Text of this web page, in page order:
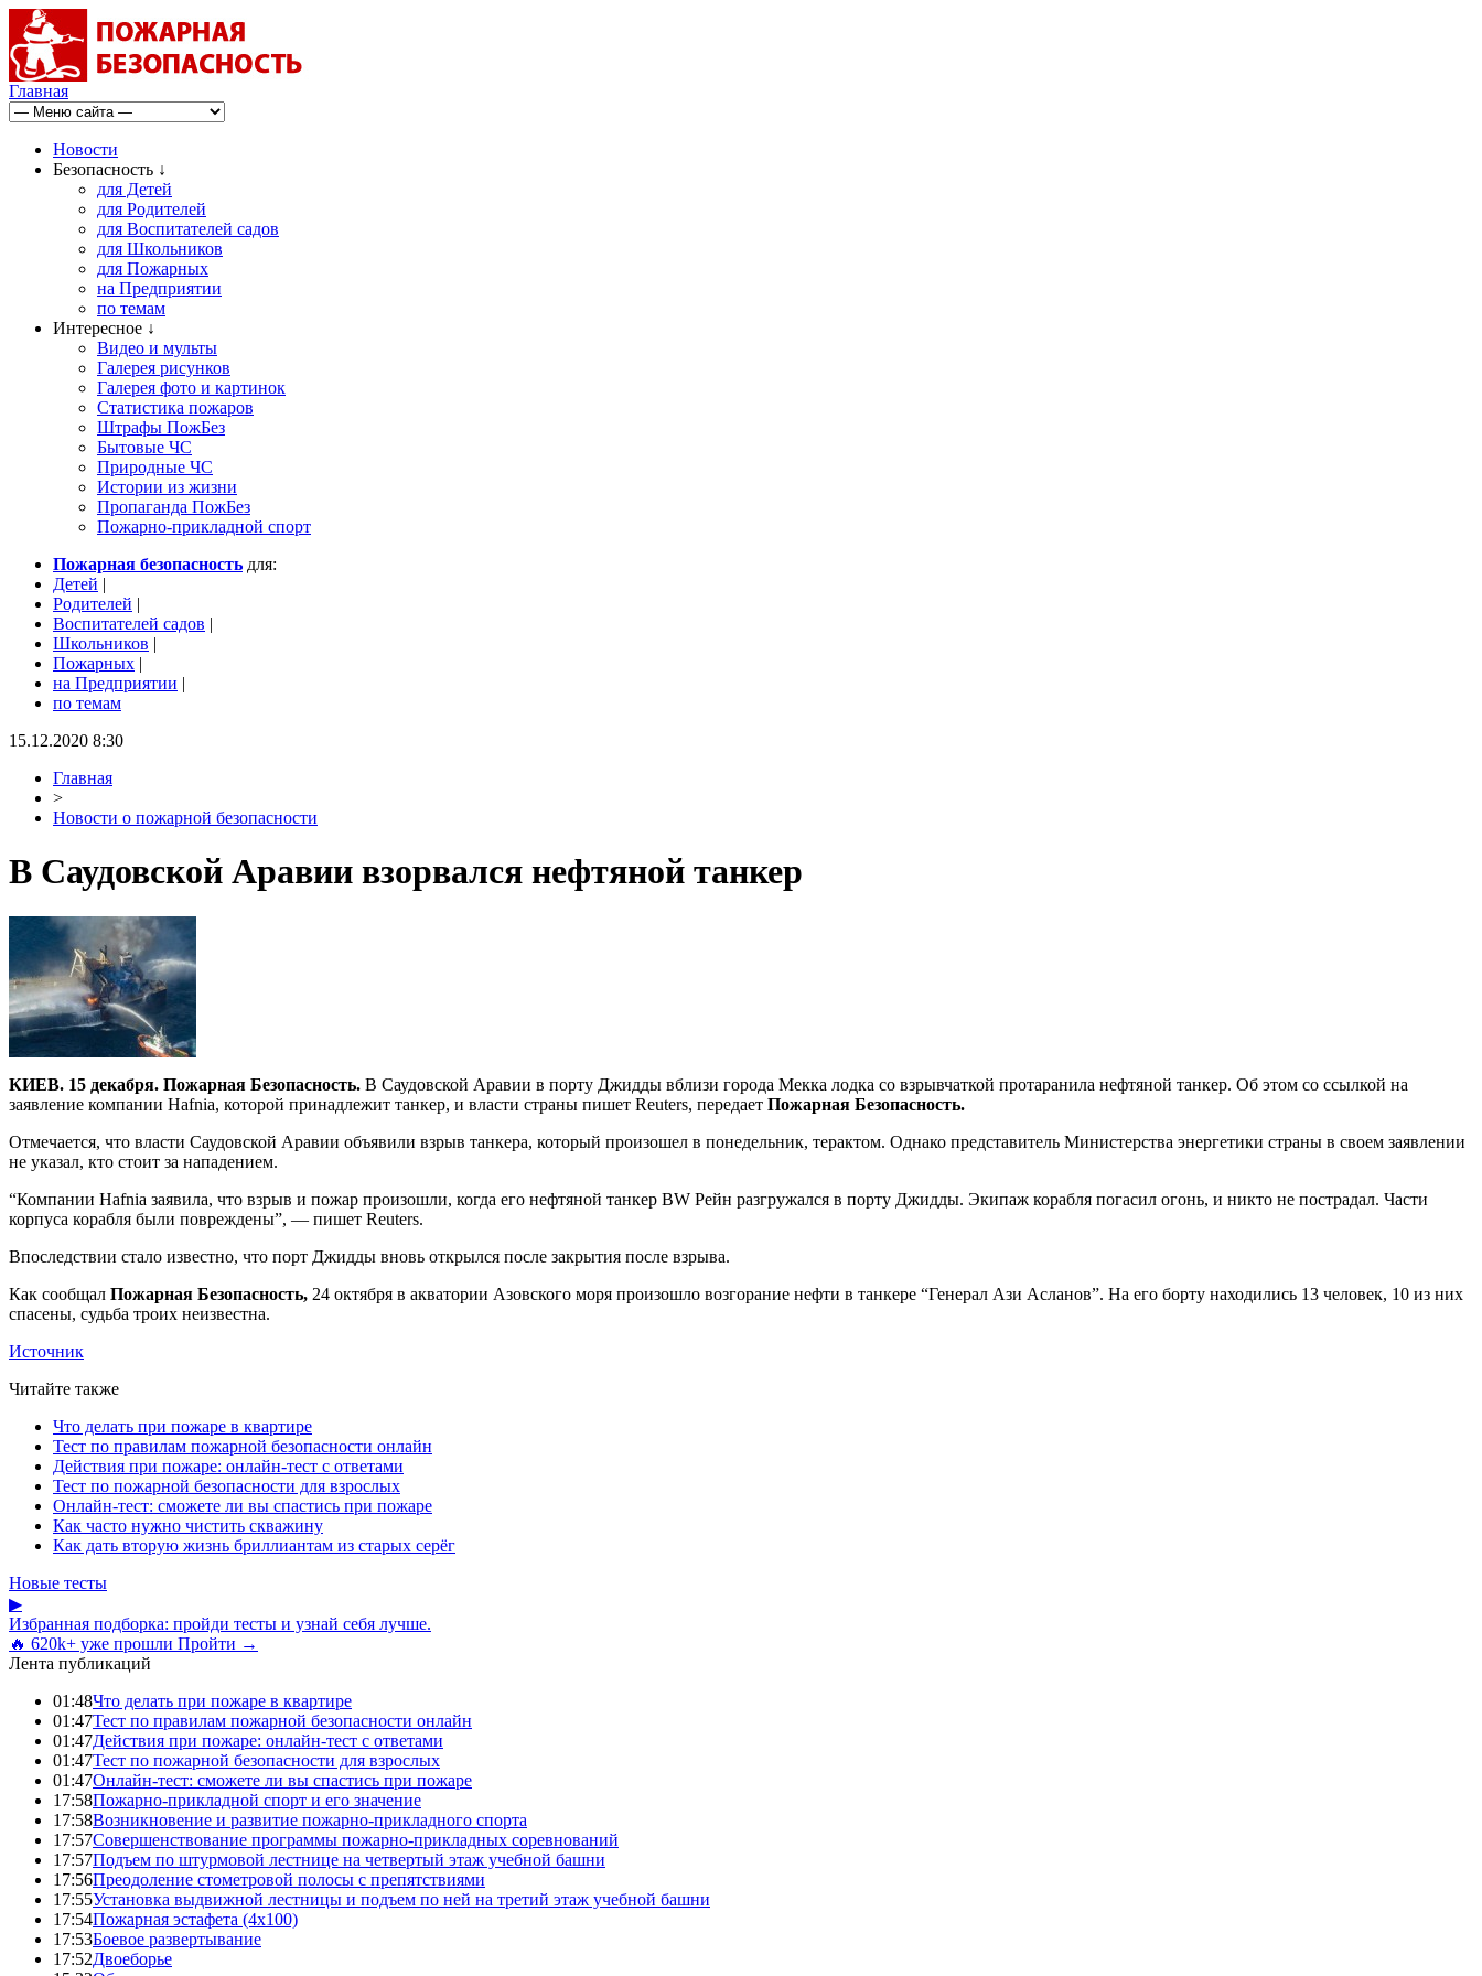
Главная
Новости
Безопасность ↓
для Детей
для Родителей
для Воспитателей садов
для Школьников
для Пожарных
на Предприятии
по темам
Интересное ↓
Видео и мульты
Галерея рисунков
Галерея фото и картинок
Статистика пожаров
Штрафы ПожБез
Бытовые ЧС
Природные ЧС
Истории из жизни
Пропаганда ПожБез
Пожарно-прикладной спорт
Пожарная безопасность для:
Детей |
Родителей |
Воспитателей садов |
Школьников |
Пожарных |
на Предприятии |
по темам
15.12.2020 8:30
Главная
>
Новости о пожарной безопасности
В Саудовской Аравии взорвался нефтяной танкер
КИЕВ. 15 декабря. Пожарная Безопасность. В Саудовской Аравии в порту Джидды вблизи города Мекка лодка со взрывчаткой протаранила нефтяной танкер. Об этом со ссылкой на
заявление компании Hafnia, которой принадлежит танкер, и власти страны пишет Reuters, передает Пожарная Безопасность.
Отмечается, что власти Саудовской Аравии объявили взрыв танкера, который произошел в понедельник, терактом. Однако представитель Министерства энергетики страны в своем заявлении
не указал, кто стоит за нападением.
“Компании Hafnia заявила, что взрыв и пожар произошли, когда его нефтяной танкер BW Рейн разгружался в порту Джидды. Экипаж корабля погасил огонь, и никто не пострадал. Части
корпуса корабля были повреждены”, — пишет Reuters.
Впоследствии стало известно, что порт Джидды вновь открылся после закрытия после взрыва.
Как сообщал Пожарная Безопасность, 24 октября в акватории Азовского моря произошло возгорание нефти в танкере “Генерал Ази Асланов”. На его борту находились 13 человек, 10 из них
спасены, судьба троих неизвестна.
Источник
Читайте также
Что делать при пожаре в квартире
Тест по правилам пожарной безопасности онлайн
Действия при пожаре: онлайн-тест с ответами
Тест по пожарной безопасности для взрослых
Онлайн-тест: сможете ли вы спастись при пожаре
Как часто нужно чистить скважину
Как дать вторую жизнь бриллиантам из старых серёг
Новые тесты
▶
Избранная подборка: пройди тесты и узнай себя лучше.
🔥 620k+ уже прошли Пройти →
Лента публикаций
01:48Что делать при пожаре в квартире
01:47Тест по правилам пожарной безопасности онлайн
01:47Действия при пожаре: онлайн-тест с ответами
01:47Тест по пожарной безопасности для взрослых
01:47Онлайн-тест: сможете ли вы спастись при пожаре
17:58Пожарно-прикладной спорт и его значение
17:58Возникновение и развитие пожарно-прикладного спорта
17:57Совершенствование программы пожарно-прикладных соревнований
17:57Подъем по штурмовой лестнице на четвертый этаж учебной башни
17:56Преодоление стометровой полосы с препятствиями
17:55Установка выдвижной лестницы и подъем по ней на третий этаж учебной башни
17:54Пожарная эстафета (4x100)
17:53Боевое развертывание
17:52Двоеборье